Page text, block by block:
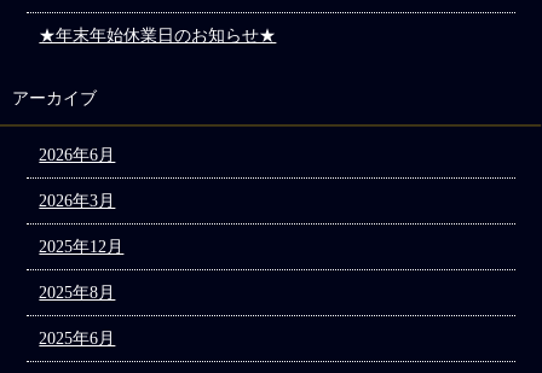
★年末年始休業日のお知らせ★
アーカイブ
2026年6月
2026年3月
2025年12月
2025年8月
2025年6月